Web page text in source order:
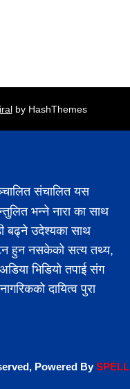
by HashThemes
संचालित यस
भन्ने नारा का साथ
बढ्ने उदेश्यका साथ
हुन नसकेको सत्य तथ्य,
भिडियो तपाई संग
दायित्व पुरा
Powered BySPELL